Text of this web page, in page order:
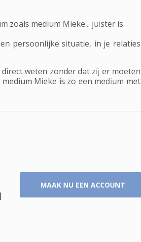
zoals medium Mieke... juister is.
persoonlijke situatie, in je relaties
weten zonder dat zij er moeten
Mieke is zo een medium met
MAAK NU EEN ACCOUNT